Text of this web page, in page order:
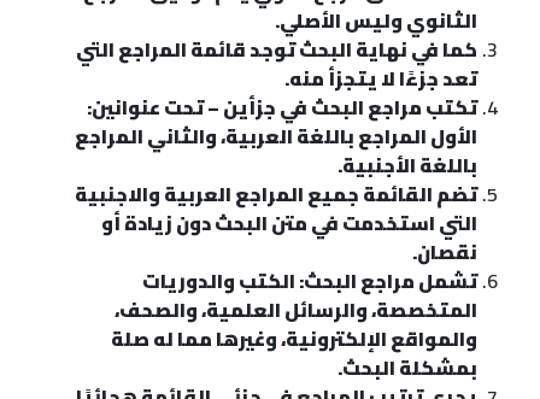
الثانوي وليس الأصلي.
كما في نهاية البحث توجد قائمة المراجع التي
تعد جزءًا لا يتجزأ منه.
تكتب مراجع البحث في جزأين – تحت عنوانين:
الأول المراجع باللغة العربية، والثاني المراجع
باللغة الأجنبية.
تضم القائمة جميع المراجع العربية والاجنبية
التي استخدمت في متن البحث دون زيادة أو
نقصان.
تشمل مراجع البحث: الكتب والدوريات
المتخصصة، والرسائل العلمية، والصحف،
والمواقع الإلكترونية، وغيرها مما له صلة
بمشكلة البحث.